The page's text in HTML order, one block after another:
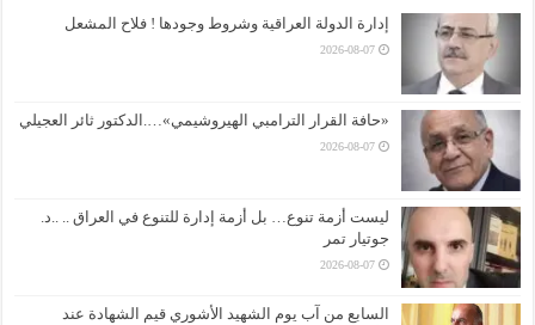
إدارة الدولة العراقية وشروط وجودها ! فلاح المشعل
2026-08-07
«حافة القرار الترامبي الهيروشيمي»….الدكتور ثائر العجيلي
2026-08-07
ليست أزمة تنوع… بل أزمة إدارة للتنوع في العراق .. ..د.
جوتيار تمر
2026-08-07
السابع من آب يوم الشهيد الأشوري قيم الشهادة عند